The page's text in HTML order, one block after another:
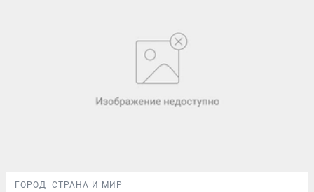
ГОРОД СТРАНА И МИР